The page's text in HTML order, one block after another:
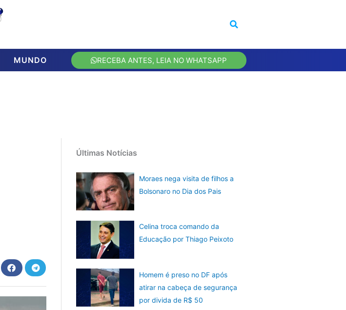
MUNDO RECEBA ANTES, LEIA NO WHATSAPP
Últimas Notícias
Moraes nega visita de filhos a
Bolsonaro no Dia dos Pais
Celina troca comando da
Educação por Thiago Peixoto
Homem é preso no DF após
atirar na cabeça de segurança
por divida de R$ 50